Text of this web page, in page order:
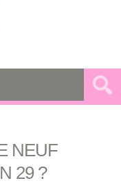
NEUF
29 ?